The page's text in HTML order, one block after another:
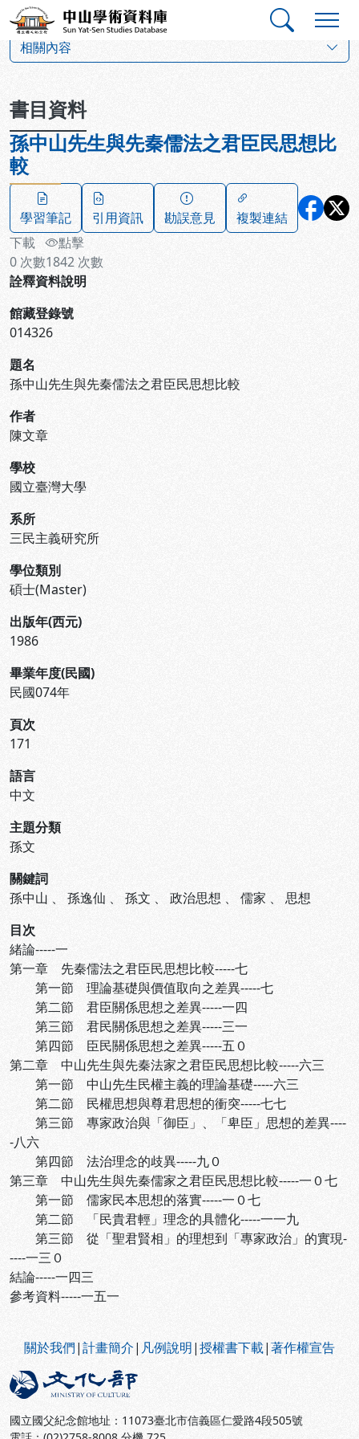
跳到主要內容
中山學術資料庫
相關內容
書目資料
孫中山先生與先秦儒法之君臣民思想比
較
學習筆記 引用資訊 勘誤意見
複製連結
下載
0 次數
點擊
1842 次數
詮釋資料說明
館藏登錄號
014326
題名
孫中山先生與先秦儒法之君臣民思想比較
作者
陳文章
學校
國立臺灣大學
系所
三民主義研究所
學位類別
碩士(Master)
出版年(西元)
1986
畢業年度(民國)
民國074年
頁次
171
語言
中文
主題分類
孫文
關鍵詞
孫中山 、 孫逸仙 、 孫文 、 政治思想 、 儒家 、 思想
目次
緒論-----一
第一章 先秦儒法之君臣民思想比較-----七
第一節 理論基礎與價值取向之差異-----七
第二節 君臣關係思想之差異-----一四
第三節 君民關係思想之差異-----三一
第四節 臣民關係思想之差異-----五０
第二章 中山先生與先秦法家之君臣民思想比較-----六三
第一節 中山先生民權主義的理論基礎-----六三
第二節 民權思想與尊君思想的衝突-----七七
第三節 專家政治與「御臣」、「卑臣」思想的差異----
-八六
第四節 法治理念的歧異-----九０
第三章 中山先生與先秦儒家之君臣民思想比較-----一０七
第一節 儒家民本思想的落實-----一０七
第二節 「民貴君輕」理念的具體化-----一一九
第三節 從「聖君賢相」的理想到「專家政治」的實現-
----一三０
結論-----一四三
參考資料-----一五一
關於我們|計畫簡介| 凡例說明|授權書下載|著作權宣告
國立國父紀念館地址：11073臺北市信義區仁愛路4段505號